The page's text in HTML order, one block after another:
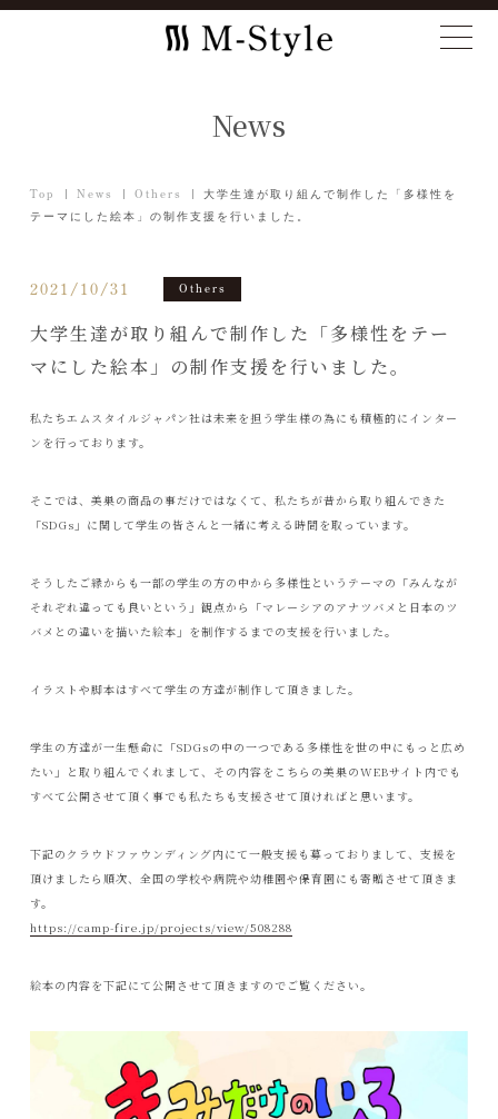
News
Top News Others
大学生達が取り組んで制作した「多様性を
テーマにした絵本」の制作支援を行いました。
2021/10/31 Others
大学生達が取り組んで制作した「多様性をテー
マにした絵本」の制作支援を行いました。
私たちエムスタイルジャパン社は未来を担う学生様の為にも積極的にインター
ンを行っております。
そこでは、美巣の商品の事だけではなくて、私たちが昔から取り組んできた
「SDGs」に関して学生の皆さんと一緒に考える時間を取っています。
そうしたご縁からも一部の学生の方の中から多様性というテーマの「みんなが
それぞれ違っても良いという」観点から「マレーシアのアナツバメと日本のツ
バメとの違いを描いた絵本」を制作するまでの支援を行いました。
イラストや脚本はすべて学生の方達が制作して頂きました。
学生の方達が一生懸命に「SDGsの中の一つである多様性を世の中にもっと広め
たい」と取り組んでくれまして、その内容をこちらの美巣のWEBサイト内でも
すべて公開させて頂く事でも私たちも支援させて頂ければと思います。
下記のクラウドファウンディング内にて一般支援も募っておりまして、支援を
頂けましたら順次、全国の学校や病院や幼稚園や保育園にも寄贈させて頂きま
す。
https://camp-fire.jp/projects/view/508288
絵本の内容を下記にて公開させて頂きますのでご覧ください。